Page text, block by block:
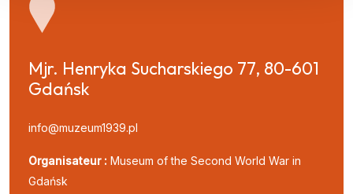
Mjr. Henryka Sucharskiego 77, 80-601
Gdańsk
info@muzeum1939.pl
Organisateur : Museum of the Second World War in
Gdańsk